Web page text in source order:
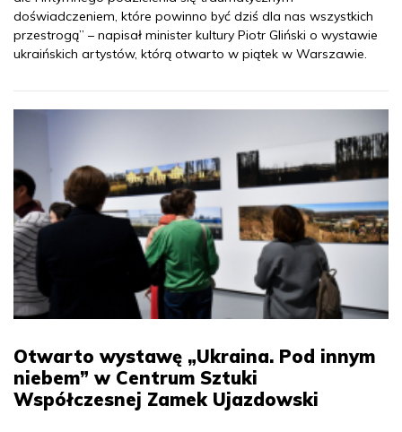
doświadczeniem, które powinno być dziś dla nas wszystkich
przestrogą” – napisał minister kultury Piotr Gliński o wystawie
ukraińskich artystów, którą otwarto w piątek w Warszawie.
Otwarto wystawę „Ukraina. Pod innym
niebem” w Centrum Sztuki
Współczesnej Zamek Ujazdowski